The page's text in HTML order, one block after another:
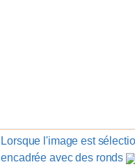
Lorsque l'image est
encadrée avec des ronds